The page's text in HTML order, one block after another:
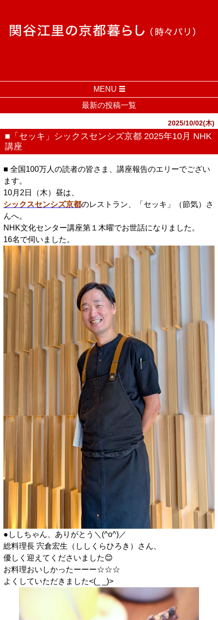
MENU
最新の投稿一覧
2025/10/02(木)
■「セッキ」シックスセンシズ京都 2025年10月 NHK
講座
■ 全国100万人の読者の皆さま、講座報告のエリーでござい
ます。
10月2日（木）昼は、
シックスセンシズ京都のレストラン、「セッキ」（節気）さ
んへ。
NHK文化センター講座第１木曜でお世話になりました。
16名で伺いました。
●ししちゃん、ありがとう＼(^o^)／
総料理長 宍倉宏生（ししくらひろき）さん、
優しく迎えてくださいました😊
お料理おいしかったーーー☆☆☆
よくしていただきました<(_ _)>